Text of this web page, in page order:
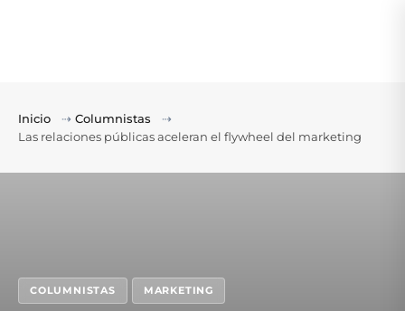
Inicio ⇢ Columnistas
⇢
Las relaciones públicas aceleran el flywheel del marketing
COLUMNISTAS MARKETING